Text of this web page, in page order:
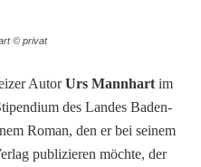
© privat
AutorUrs Mannhart im
des Landes Baden-
Roman, den er bei seinem
publizieren möchte, der